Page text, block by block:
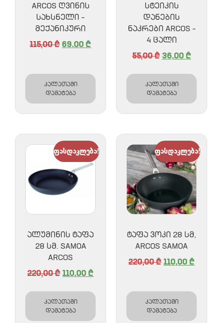
ARCOS ᲦᲕᲘᲜᲘᲡ
ᲡᲐᲮᲡᲜᲔᲚᲘ –
ᲛᲔᲥᲐᲜᲘᲙᲣᲠᲘ
115,00₾ 69,00 ₾
კალათაში
დამატება
ᲡᲢᲔᲘᲙᲘᲡ
ᲓᲐᲜᲔᲑᲘᲡ
ᲜᲐᲙᲠᲔᲑᲘ ARCOS –
4 ᲪᲐᲚᲘ
55,00₾ 36,00 ₾
კალათაში
დამატება
ფასდაკლება!
ᲐᲚᲣᲛᲘᲜᲘᲡ ᲢᲐᲤᲐ
28 ᲡᲛ. SAMOA
ARCOS
220,00₾ 110,00 ₾
კალათაში
დამატება
ფასდაკლება!
ᲢᲐᲤᲐ ᲕᲝᲙᲘ 28 ᲡᲛ,
ARCOS SAMOA
220,00₾ 110,00 ₾
კალათაში
დამატება